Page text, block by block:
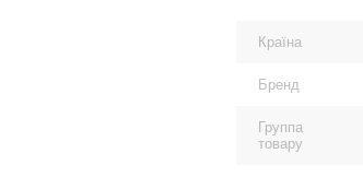
Країна
Бренд
Группа
товару